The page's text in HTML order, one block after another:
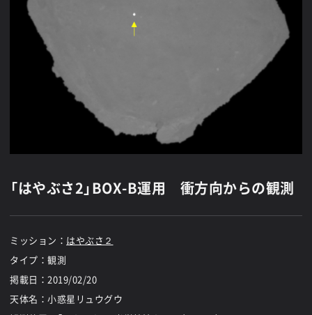
「はやぶさ2」BOX-B運用 衝方向からの観測
ミッション： はやぶさ２
タイプ：観測
掲載日： 2019/02/20
天体名：小惑星リュウグウ